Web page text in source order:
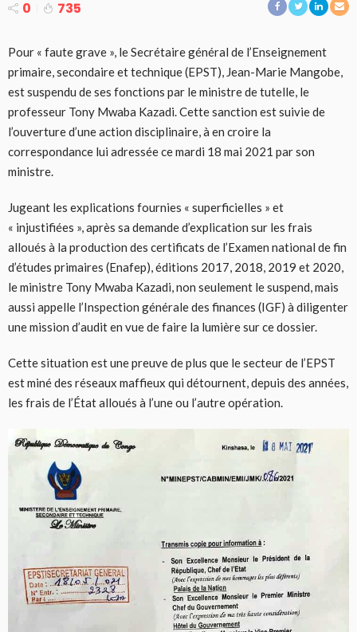
0 735
Pour « faute grave », le Secrétaire général de l’Enseignement
primaire, secondaire et technique (EPST), Jean-Marie Mangobe,
est suspendu de ses fonctions par le ministre de tutelle, le
professeur Tony Mwaba Kazadi. Cette sanction est suivie de
l’ouverture d’une action disciplinaire, à en croire la
correspondance lui adressée ce mardi 18 mai 2021 par son
ministre.
Jugeant les explications fournies « superficielles » et
« injustifiées », après sa demande d’explication sur les frais
alloués à la production des certificats de l’Examen national de fin
d’études primaires (Enafep), éditions 2017, 2018, 2019 et 2020,
le ministre Tony Mwaba Kazadi, non seulement le suspend, mais
aussi appelle l’Inspection générale des finances (IGF) à diligenter
une mission d’audit en vue de faire la lumière sur ce dossier.
Cette situation est une preuve de plus que le secteur de l’EPST
est miné des réseaux maffieux qui détournent, depuis des années,
les frais de l’État alloués à l’une ou l’autre opération.